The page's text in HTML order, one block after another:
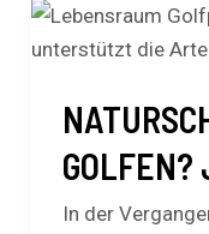
GOLFEN?
In der
NATURSCHUTZ
UND
JA
DAS
GEHT!